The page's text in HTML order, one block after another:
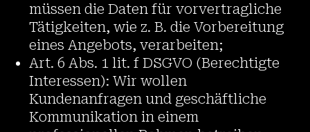
müssen die Daten für vorvertragliche
Tätigkeiten, wie z. B. die Vorbereitung
eines Angebots, verarbeiten;
Art. 6 Abs. 1 lit. f DSGVO (Berechtigte
Interessen): Wir wollen
Kundenanfragen und geschäftliche
Kommunikation in einem